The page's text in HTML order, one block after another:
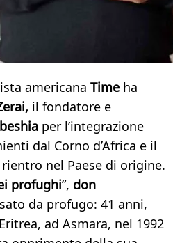
americana Time ha
il fondatore e
per l’integrazione
dal Corno d’Africa e il
nel Paese di origine.
profughi”, don
da profugo: 41 anni,
ad Asmara, nel 1992